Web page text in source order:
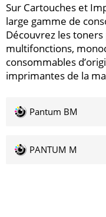
Sur Cartouches et
large gamme de
Découvrez les
multifonctions,
consommables
imprimantes de la
Pantum BM
PANTUM M